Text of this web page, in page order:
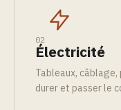
02
Électricité
Tableaux,
durer et passer le